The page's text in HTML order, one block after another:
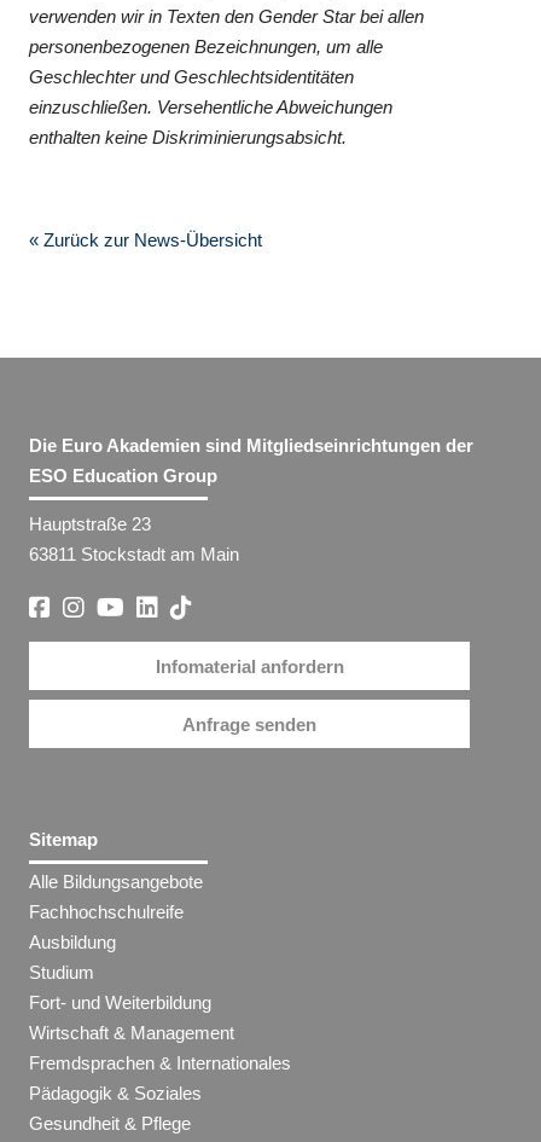
verwenden wir in Texten den Gender Star bei allen
personenbezogenen Bezeichnungen, um alle
Geschlechter und Geschlechtsidentitäten
einzuschließen. Versehentliche Abweichungen
enthalten keine Diskriminierungsabsicht.
« Zurück zur News-Übersicht
Die Euro Akademien sind Mitgliedseinrichtungen der
ESO Education Group
Hauptstraße 23
63811 Stockstadt am Main
Infomaterial anfordern
Anfrage senden
Sitemap
Alle Bildungsangebote
Fachhochschulreife
Ausbildung
Studium
Fort- und Weiterbildung
Wirtschaft & Management
Fremdsprachen & Internationales
Pädagogik & Soziales
Gesundheit & Pflege